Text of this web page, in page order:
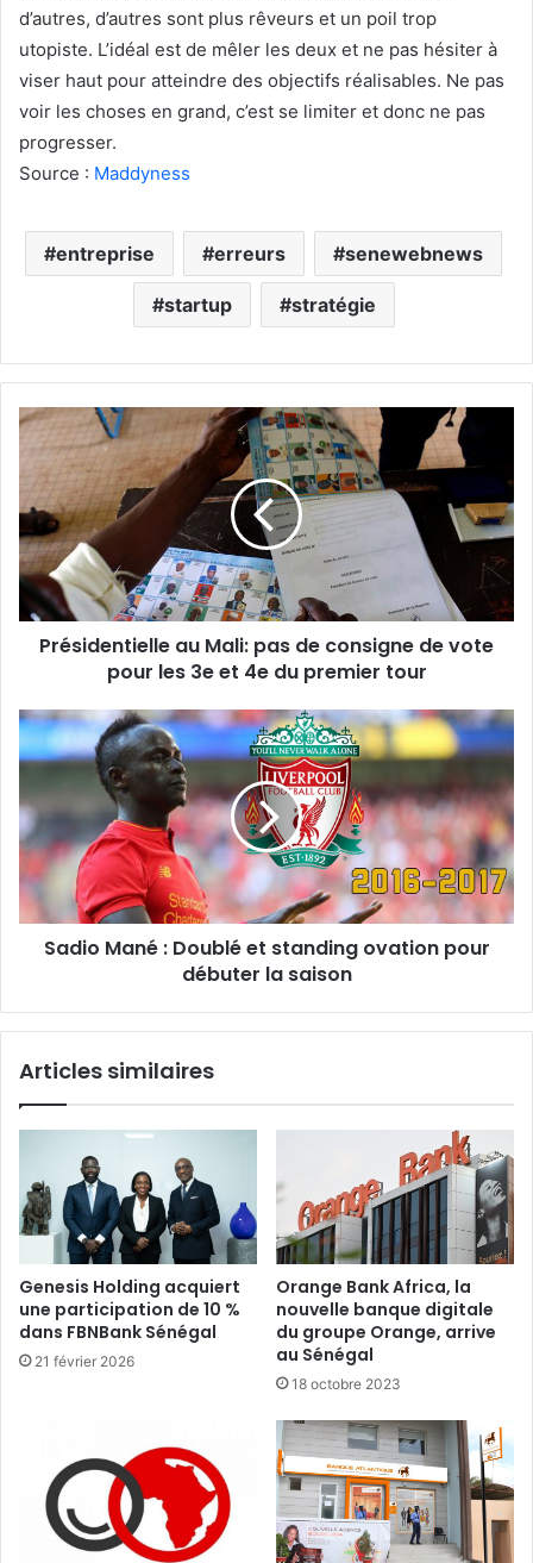
d’autres, d’autres sont plus rêveurs et un poil trop
utopiste. L’idéal est de mêler les deux et ne pas hésiter à
viser haut pour atteindre des objectifs réalisables. Ne pas
voir les choses en grand, c’est se limiter et donc ne pas
progresser.
Source : Maddyness
entreprise erreurs senewebnews
startup stratégie
Présidentielle au Mali: pas de consigne de vote
pour les 3e et 4e du premier tour
Sadio Mané : Doublé et standing ovation pour
débuter la saison
Articles similaires
Genesis Holding acquiert
une participation de 10 %
dans FBNBank Sénégal
21 février 2026
Orange Bank Africa, la
nouvelle banque digitale
du groupe Orange, arrive
au Sénégal
18 octobre 2023